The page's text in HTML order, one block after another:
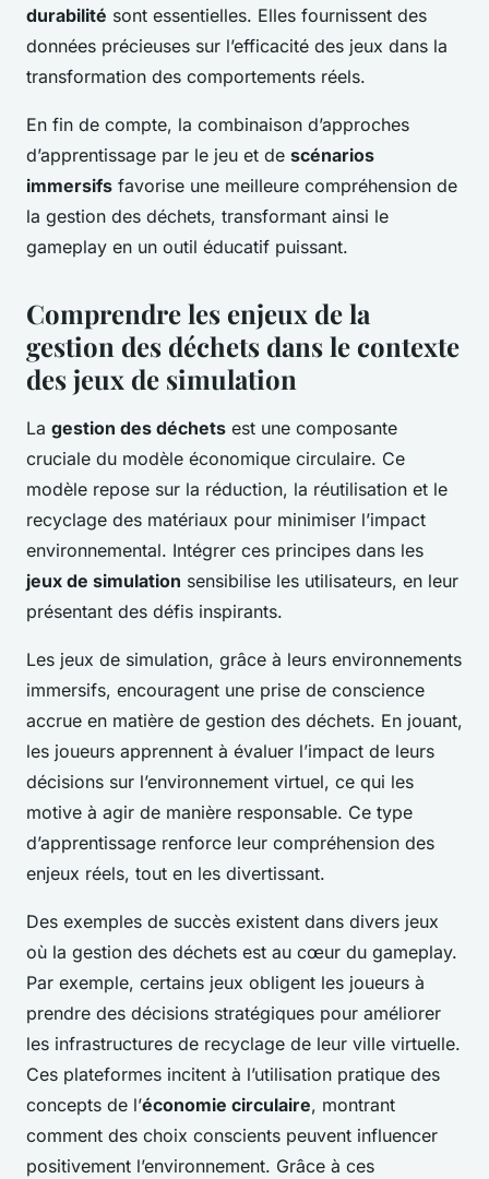
durabilité sont essentielles. Elles fournissent des
données précieuses sur l’efficacité des jeux dans la
transformation des comportements réels.
En fin de compte, la combinaison d’approches
d’apprentissage par le jeu et de scénarios
immersifs favorise une meilleure compréhension de
la gestion des déchets, transformant ainsi le
gameplay en un outil éducatif puissant.
Comprendre les enjeux de la
gestion des déchets dans le contexte
des jeux de simulation
La gestion des déchets est une composante
cruciale du modèle économique circulaire. Ce
modèle repose sur la réduction, la réutilisation et le
recyclage des matériaux pour minimiser l’impact
environnemental. Intégrer ces principes dans les
jeux de simulation sensibilise les utilisateurs, en leur
présentant des défis inspirants.
Les jeux de simulation, grâce à leurs environnements
immersifs, encouragent une prise de conscience
accrue en matière de gestion des déchets. En jouant,
les joueurs apprennent à évaluer l’impact de leurs
décisions sur l’environnement virtuel, ce qui les
motive à agir de manière responsable. Ce type
d’apprentissage renforce leur compréhension des
enjeux réels, tout en les divertissant.
Des exemples de succès existent dans divers jeux
où la gestion des déchets est au cœur du gameplay.
Par exemple, certains jeux obligent les joueurs à
prendre des décisions stratégiques pour améliorer
les infrastructures de recyclage de leur ville virtuelle.
Ces plateformes incitent à l’utilisation pratique des
concepts de l’économie circulaire, montrant
comment des choix conscients peuvent influencer
positivement l’environnement. Grâce à ces